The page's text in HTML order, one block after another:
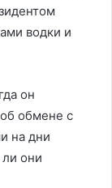
водки и
он
обмене с
на дни
они